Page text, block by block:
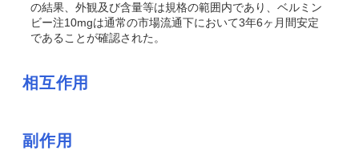
の結果、外観及び含量等は規格の範囲内であり、ベルミン
ビー注10mgは通常の市場流通下において3年6ヶ月間安定
であることが確認された。
相互作用
副作用